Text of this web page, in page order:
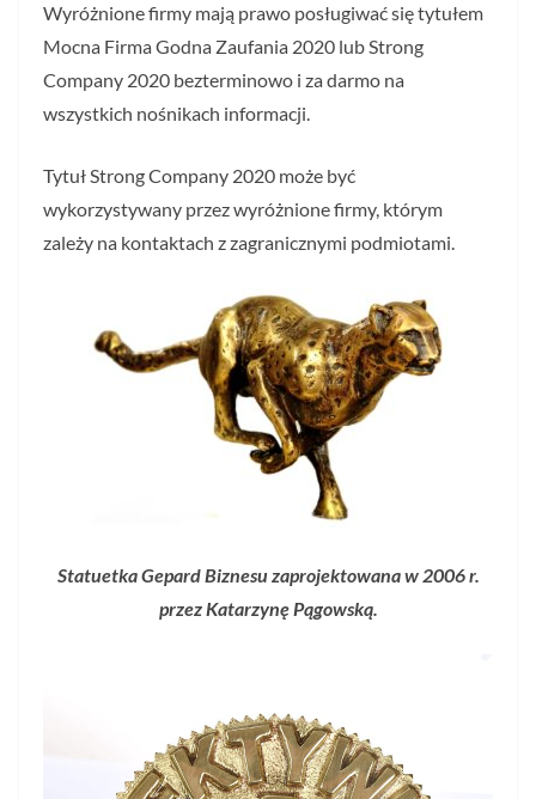
Wyróżnione firmy mają prawo posługiwać się tytułem
Mocna Firma Godna Zaufania 2020 lub Strong
Company 2020 bezterminowo i za darmo na
wszystkich nośnikach informacji.
Tytuł Strong Company 2020 może być
wykorzystywany przez wyróżnione firmy, którym
zależy na kontaktach z zagranicznymi podmiotami.
Statuetka Gepard Biznesu zaprojektowana w 2006 r.
przez Katarzynę Pągowską.